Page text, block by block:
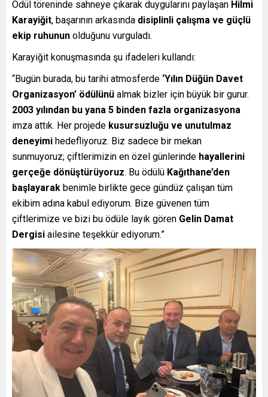
Ödül töreninde sahneye çıkarak duygularını paylaşan Hilmi
Karayiğit, başarının arkasında disiplinli çalışma ve güçlü
ekip ruhunun olduğunu vurguladı.
Karayiğit konuşmasında şu ifadeleri kullandı:
“Bugün burada, bu tarihi atmosferde ‘Yılın Düğün Davet
Organizasyon’ ödülünü almak bizler için büyük bir gurur.
2003 yılından bu yana 5 binden fazla organizasyona
imza attık. Her projede kusursuzluğu ve unutulmaz
deneyimi hedefliyoruz. Biz sadece bir mekan
sunmuyoruz; çiftlerimizin en özel günlerinde hayallerini
gerçeğe dönüştürüyoruz. Bu ödülü Kağıthane’den
başlayarak benimle birlikte gece gündüz çalışan tüm
ekibim adına kabul ediyorum. Bize güvenen tüm
çiftlerimize ve bizi bu ödüle layık gören Gelin Damat
Dergisi ailesine teşekkür ediyorum.”